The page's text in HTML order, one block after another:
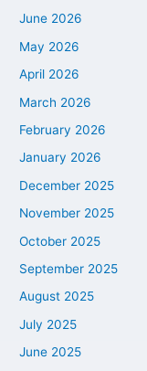
June 2026
May 2026
April 2026
March 2026
February 2026
January 2026
December 2025
November 2025
October 2025
September 2025
August 2025
July 2025
June 2025